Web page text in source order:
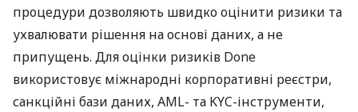
процедури дозволяють швидко оцінити ризики та
ухвалювати рішення на основі даних, а не
припущень. Для оцінки ризиків Done
використовує міжнародні корпоративні реєстри,
санкційні бази даних, AML- та KYC-інструменти,